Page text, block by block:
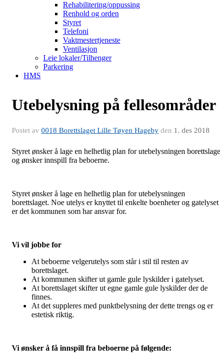
Rehabilitering/oppussing
Renhold og orden
Styret
Telefoni
Vaktmestertjeneste
Ventilasjon
Leie lokaler/Tilhenger
Parkering
HMS
Utebelysning på fellesområder
Postet av 0018 Borettslaget Lille Tøyen Hageby den 1. des 2018
Styret ønsker å lage en helhetlig plan for utebelysningen
og ønsker innspill fra beboerne.
Styret ønsker å lage en helhetlig plan for utebelysningen
borettslaget. Noe utelys er knyttet til enkelte boenheter og gatelyset
er det kommunen som har ansvar for.
Vi vil jobbe for
At beboerne velgerutelys som står i stil til resten av
borettslaget.
At kommunen skifter ut gamle gule lyskilder i gatelyset.
At borettslaget skifter ut egne gamle gule lyskilder der de
finnes.
At det suppleres med punktbelysning der dette trengs og er
estetisk riktig.
Vi ønsker å få innspill fra beboerne på følgende: